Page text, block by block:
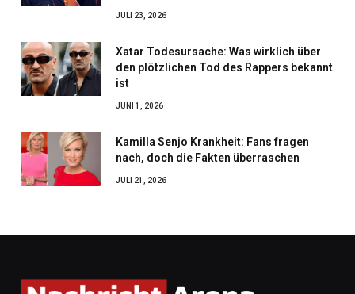
JULI 23, 2026
Xatar Todesursache: Was wirklich über
den plötzlichen Tod des Rappers bekannt
ist
JUNI 1, 2026
Kamilla Senjo Krankheit: Fans fragen
nach, doch die Fakten überraschen
JULI 21, 2026